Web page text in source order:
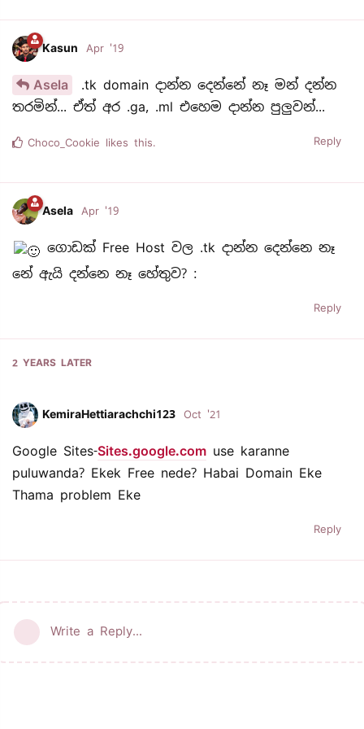
Kasun Apr '19
Asela
.tk domain දාන්න දෙන්නේ නෑ මන් දන්න
තරමින්... ඒත් අර .ga, .ml එහෙම දාන්න පුලුවන්...
Reply
Choco_Cookie likes this.
Asela Apr '19
ගොඩක් Free Host වල .tk දාන්න දෙන්නෙ නෑ
නේ ඇයි දන්නෙ නෑ‍ හේතුව? :
Reply
2 YEARS LATER
KemiraHettiarachchi123 Oct '21
Google Sites-Sites.google.com use karanne
puluwanda? Ekek Free nede? Habai Domain Eke
Thama problem Eke
Reply
Write a Reply...